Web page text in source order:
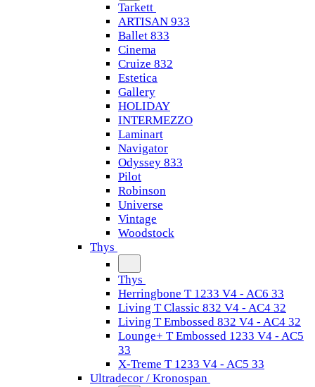
Tarkett
ARTISAN 933
Ballet 833
Cinema
Cruize 832
Estetica
Gallery
HOLIDAY
INTERMEZZO
Laminart
Navigator
Odyssey 833
Pilot
Robinson
Universe
Vintage
Woodstock
Thys
Thys
Herringbone T 1233 V4 - AC6 33
Living T Classic 832 V4 - AC4 32
Living T Embossed 832 V4 - AC4 32
Lounge+ T Embossed 1233 V4 - AC5
33
X-Treme T 1233 V4 - AC5 33
Ultradecor / Kronospan